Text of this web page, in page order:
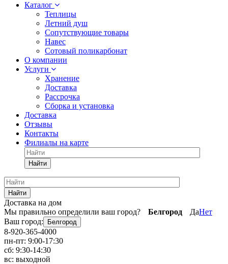
Каталог
Теплицы
Летний душ
Сопутствующие товары
Навес
Сотовый поликарбонат
О компании
Услуги
Хранение
Доставка
Рассрочка
Сборка и установка
Доставка
Отзывы
Контакты
Филиалы на карте
Найти
Найти
Доставка на дом
Мы правильно определили ваш город?
Белгород ДаНет
Ваш город:
Белгород
8-920-365-4000
пн-пт: 9:00-17:30
сб: 9:30-14:30
вс: выходной